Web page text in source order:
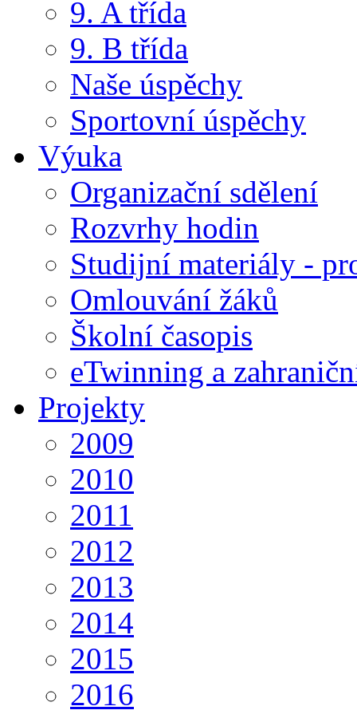
9. A třída
9. B třída
Naše úspěchy
Sportovní úspěchy
Výuka
Organizační sdělení
Rozvrhy hodin
Studijní materiály -
Omlouvání žáků
Školní časopis
eTwinning a
Projekty
2009
2010
2011
2012
2013
2014
2015
2016